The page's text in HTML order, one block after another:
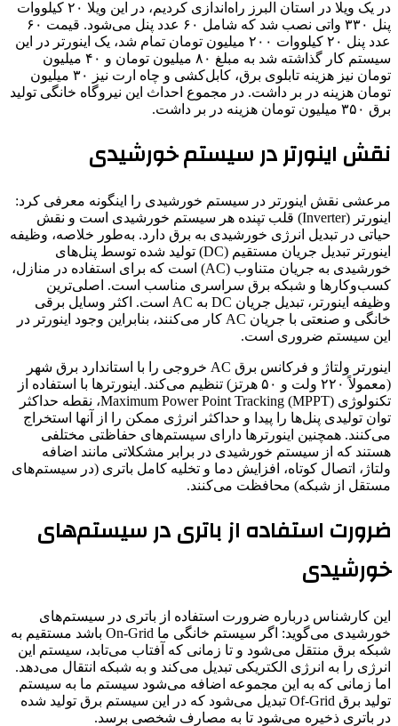
در یک ویلا در استان البرز راه‌اندازی کردیم، در این ویلا ۲۰ کیلووات
پنل ۳۳۰ واتی نصب شد که شامل ۶۰ عدد پنل می‌شود. قیمت ۶۰
عدد پنل ۲۰ کیلووات ۲۰۰ میلیون تومان تمام شد، یک اینورتر در این
سیستم کار گذاشته شد به مبلغ ۸۰ میلیون تومان و ۴۰ میلیون
تومان نیز هزینه تابلوی برق، کابل‌کشی و چاه ارت نیز ۳۰ میلیون
تومان هزینه در بر داشت. در مجموع احداث این نیروگاه خانگی تولید
برق ۳۵۰ میلیون تومان هزینه در بر داشت.
نقش اینورتر در سیستم خورشیدی
مرعشی نقش اینورتر در سیستم خورشیدی را اینگونه معرفی کرد:
اینورتر (Inverter) قلب تپنده هر سیستم خورشیدی است و نقش
حیاتی در تبدیل انرژی خورشیدی به برق دارد. به‌طور خلاصه، وظیفه
اینورتر تبدیل جریان مستقیم (DC) تولید شده توسط پنل‌های
خورشیدی به جریان متناوب (AC) است که برای استفاده در منازل،
کسب‌وکارها و شبکه برق سراسری مناسب است. اصلی‌ترین
وظیفه اینورتر، تبدیل جریان DC به AC است. اکثر وسایل برقی
خانگی و صنعتی با جریان AC کار می‌کنند، بنابراین وجود اینورتر در
این سیستم ضروری است.
اینورتر ولتاژ و فرکانس برق AC خروجی را با استاندارد برق شهر
(معمولاً ۲۲۰ ولت و ۵۰ هرتز) تنظیم می‌کند. اینورترها با استفاده از
تکنولوژی (Maximum Power Point Tracking (MPPT، نقطه حداکثر
توان تولیدی پنل‌ها را پیدا و حداکثر انرژی ممکن را از آنها استخراج
می‌کنند. همچنین اینورترها دارای سیستم‌های حفاظتی مختلفی
هستند که از سیستم خورشیدی در برابر مشکلاتی مانند اضافه
ولتاژ، اتصال کوتاه، افزایش دما و تخلیه کامل باتری (در سیستم‌های
مستقل از شبکه) محافظت می‌کنند.
ضرورت استفاده از باتری در سیستم‌های
خورشیدی
این کارشناس درباره ضرورت استفاده از باتری در سیستم‌های
خورشیدی می‌گوید: اگر سیستم خانگی ما On-Grid باشد مستقیم به
شبکه برق منتقل می‌شود و تا زمانی که آفتاب می‌تابد، سیستم این
انرژی را به انرژی الکتریکی تبدیل می‌کند و به شبکه انتقال می‌دهد.
اما زمانی که به این مجموعه اضافه می‌شود سیستم ما به سیستم
تولید برق Of-Grid تبدیل می‌شود که در این سیستم برق تولید شده
در باتری ذخیره می‌شود تا به مصارف شخصی برسد.